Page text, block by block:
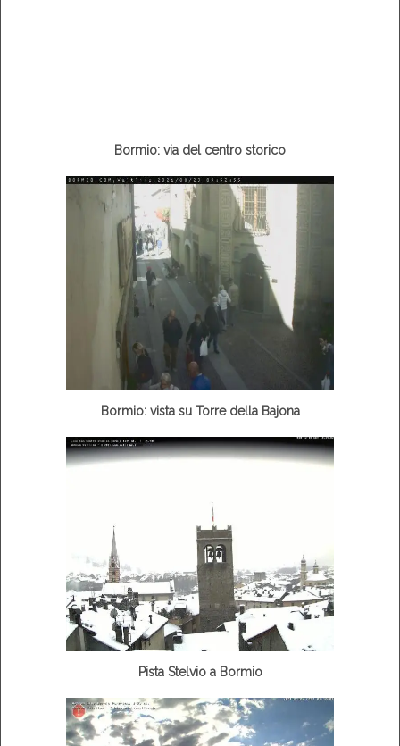
Bormio: via del centro storico
Bormio: vista su Torre della Bajona
Pista Stelvio a Bormio